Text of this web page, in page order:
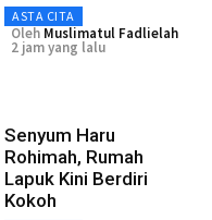
ASTA CITA
Oleh Muslimatul Fadlielah
2 jam yang lalu
Senyum Haru
Rohimah, Rumah
Lapuk Kini Berdiri
Kokoh